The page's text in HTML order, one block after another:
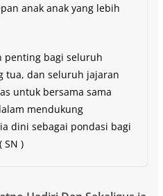
anak anak yang lebih
penting bagi seluruh
tua, dan seluruh jajaran
untuk bersama sama
mendukung
dini sebagai pondasi bagi
SN )